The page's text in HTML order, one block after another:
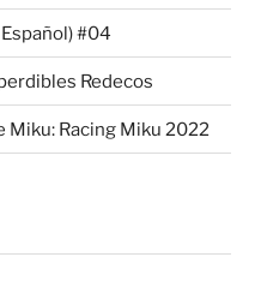
#04
Redecos
Miku: Racing Miku 2022